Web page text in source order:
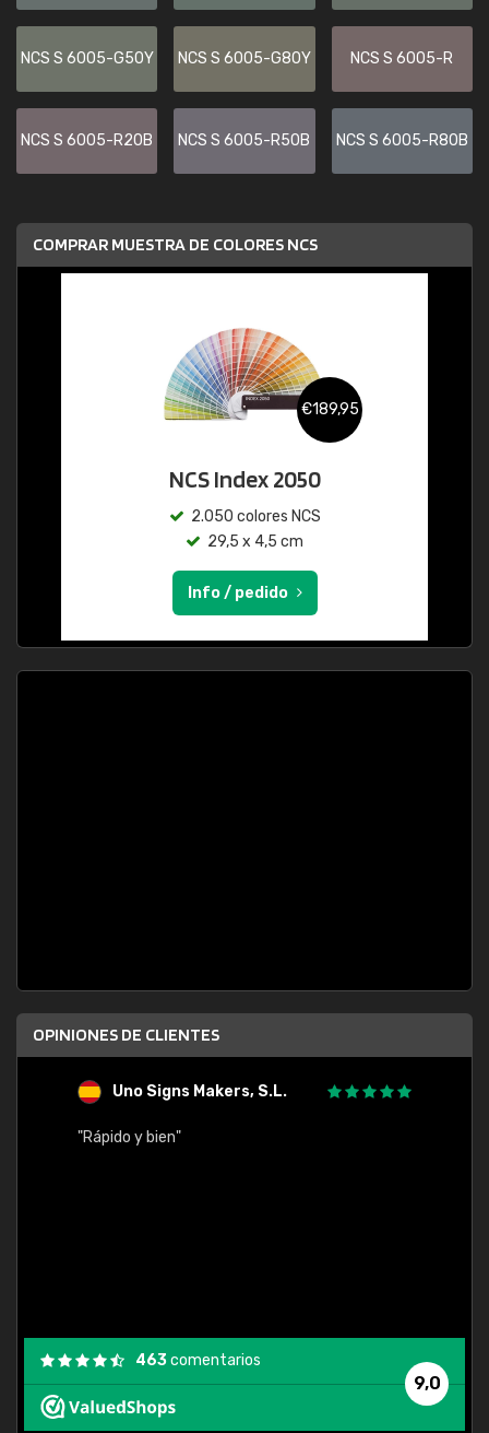
NCS S 6005-G50Y NCS S 6005-G80Y NCS S 6005-R
NCS S 6005-R20B NCS S 6005-R50B NCS S 6005-R80B
COMPRAR MUESTRA DE COLORES NCS
€189,95
NCS Index 2050
2.050 colores NCS
29,5 x 4,5 cm
Info / pedido
OPINIONES DE CLIENTES
Uno Signs Makers, S.L.
"Rápido y bien"
9,0
463comentarios